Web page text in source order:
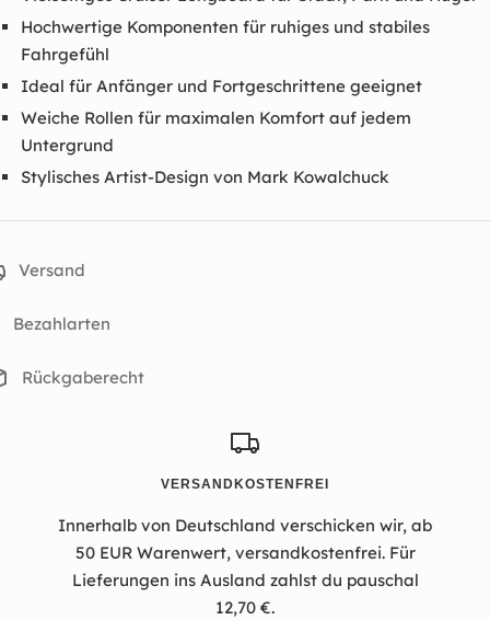
Hochwertige Komponenten für ruhiges und stabiles
Fahrgefühl
Ideal für Anfänger und Fortgeschrittene geeignet
Weiche Rollen für maximalen Komfort auf jedem
Untergrund
Stylisches Artist-Design von Mark Kowalchuck
Versand
Bezahlarten
Rückgaberecht
VERSANDKOSTENFREI
Innerhalb von Deutschland verschicken wir, ab
50 EUR Warenwert, versandkostenfrei. Für
Lieferungen ins Ausland zahlst du pauschal
12,70 €.